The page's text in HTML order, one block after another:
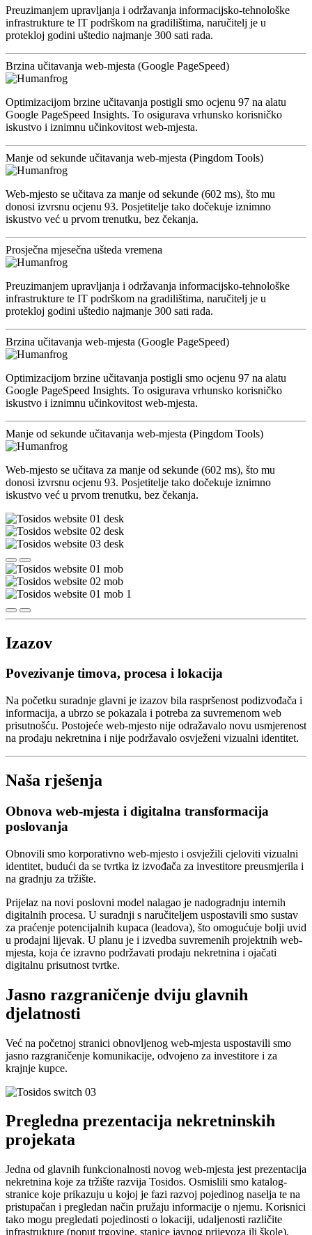
Preuzimanjem upravljanja i održavanja informacijsko-tehnološke
infrastrukture te IT podrškom na gradilištima, naručitelj je u
protekloj godini uštedio najmanje 300 sati rada.
Brzina učitavanja web-mjesta (Google PageSpeed)
Optimizacijom brzine učitavanja postigli smo ocjenu 97 na alatu
Google PageSpeed Insights. To osigurava vrhunsko korisničko
iskustvo i iznimnu učinkovitost web-mjesta.
Manje od sekunde učitavanja web-mjesta (Pingdom Tools)
Web-mjesto se učitava za manje od sekunde (602 ms), što mu
donosi izvrsnu ocjenu 93. Posjetitelje tako dočekuje iznimno
iskustvo već u prvom trenutku, bez čekanja.
Prosječna mjesečna ušteda vremena
Preuzimanjem upravljanja i održavanja informacijsko-tehnološke
infrastrukture te IT podrškom na gradilištima, naručitelj je u
protekloj godini uštedio najmanje 300 sati rada.
Brzina učitavanja web-mjesta (Google PageSpeed)
Optimizacijom brzine učitavanja postigli smo ocjenu 97 na alatu
Google PageSpeed Insights. To osigurava vrhunsko korisničko
iskustvo i iznimnu učinkovitost web-mjesta.
Manje od sekunde učitavanja web-mjesta (Pingdom Tools)
Web-mjesto se učitava za manje od sekunde (602 ms), što mu
donosi izvrsnu ocjenu 93. Posjetitelje tako dočekuje iznimno
iskustvo već u prvom trenutku, bez čekanja.
Izazov
Povezivanje timova, procesa i lokacija
Na početku suradnje glavni je izazov bila raspršenost podizvođača i
informacija, a ubrzo se pokazala i potreba za suvremenom web
prisutnošću. Postojeće web-mjesto nije odražavalo novu usmjerenost
na prodaju nekretnina i nije podržavalo osvježeni vizualni identitet.
Naša rješenja
Obnova web-mjesta i digitalna transformacija
poslovanja
Obnovili smo korporativno web-mjesto i osvježili cjeloviti vizualni
identitet, budući da se tvrtka iz izvođača za investitore preusmjerila i
na gradnju za tržište.
Prijelaz na novi poslovni model nalagao je nadogradnju internih
digitalnih procesa. U suradnji s naručiteljem uspostavili smo sustav
za praćenje potencijalnih kupaca (leadova), što omogućuje bolji uvid
u prodajni lijevak. U planu je i izvedba suvremenih projektnih web-
mjesta, koja će izravno podržavati prodaju nekretnina i ojačati
digitalnu prisutnost tvrtke.
Jasno razgraničenje dviju glavnih
djelatnosti
Već na početnoj stranici obnovljenog web-mjesta uspostavili smo
jasno razgraničenje komunikacije, odvojeno za investitore i za
krajnje kupce.
Pregledna prezentacija nekretninskih
projekata
Jedna od glavnih funkcionalnosti novog web-mjesta jest prezentacija
nekretnina koje za tržište razvija Tosidos. Osmislili smo katalog-
stranice koje prikazuju u kojoj je fazi razvoj pojedinog naselja te na
pristupačan i pregledan način pružaju informacije o njemu. Korisnici
tako mogu pregledati pojedinosti o lokaciji, udaljenosti različite
infrastrukture (poput trgovine, stanice javnog prijevoza ili škole),